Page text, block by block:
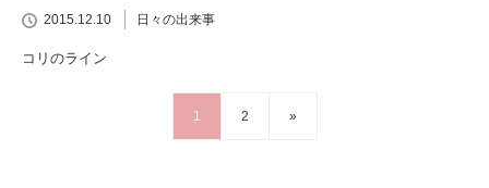
2015.12.10 日々の出来事
コリのライン
1 2 »